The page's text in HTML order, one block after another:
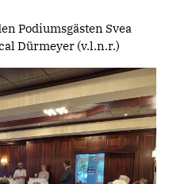
Podiumsgästen Svea
Dürmeyer (v.l.n.r.)